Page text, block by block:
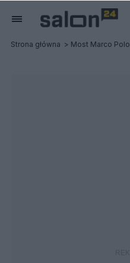
Strona główna Most Marco Polo